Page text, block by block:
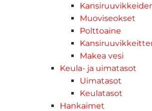
Muoviseokset
Polttoaine
Makea vesi
Keula- ja uimatasot
Uimatasot
Keulatasot
Hankaimet